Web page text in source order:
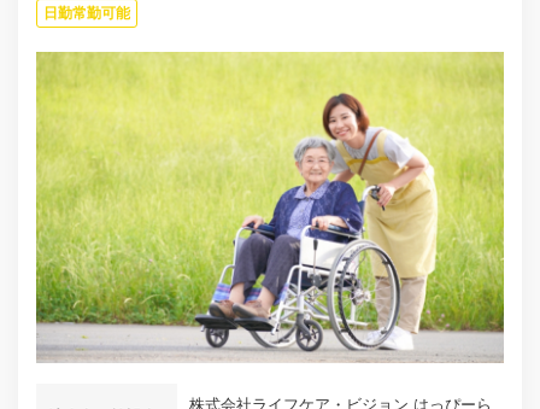
日勤常勤可能
株式会社ライフケア・ビジョン はっぴーら